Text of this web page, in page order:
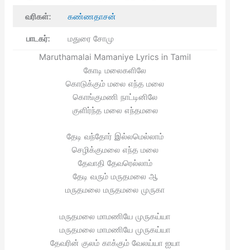
வரிகள்: கண்ணதாசன்
பாடகர்:
மதுரை சோமு
Maruthamalai Mamaniye Lyrics in Tamil
கோடி மலைகளிலே
கொடுக்கும் மலை எந்த மலை
கொங்குமணி நாட்டினிலே
குளிர்ந்த மலை எந்தமலை
தேடி வந்தோர் இல்லமெல்லாம்
செழிக்குமலை எந்த மலை
தேவாதி தேவரெல்லாம்
தேடி வரும் மருதமலை ஆ
மருதமலை மருதமலை முருகா
மருதமலை மாமணியே முருகய்யா
மருதமலை மாமணியே முருகய்யா
தேவரின் குலம் காக்கும் வேலய்யா ஐயா